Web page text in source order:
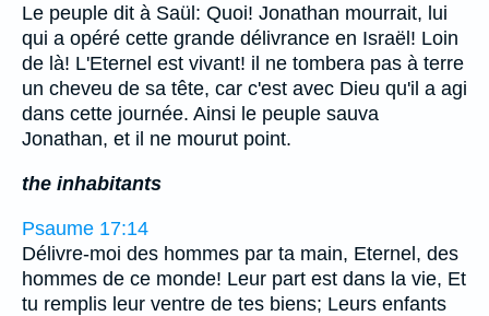
Le peuple dit à Saül: Quoi! Jonathan mourrait, lui
qui a opéré cette grande délivrance en Israël! Loin
de là! L'Eternel est vivant! il ne tombera pas à terre
un cheveu de sa tête, car c'est avec Dieu qu'il a agi
dans cette journée. Ainsi le peuple sauva
Jonathan, et il ne mourut point.
the inhabitants
Psaume 17:14
Délivre-moi des hommes par ta main, Eternel, des
hommes de ce monde! Leur part est dans la vie, Et
tu remplis leur ventre de tes biens; Leurs enfants